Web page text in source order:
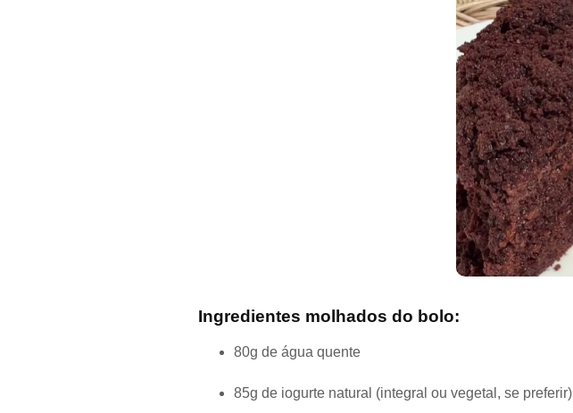
Ingredientes molhados do bolo:
80g de água quente
85g de iogurte natural (integral ou vegetal, se preferir)